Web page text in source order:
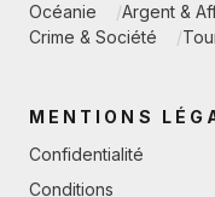
Océanie Argent &
Crime & Société
MENTIONS
Confidentialité
Conditions